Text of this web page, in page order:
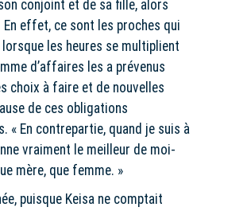
conjoint et de sa fille, alors
En effet, ce sont les proches qui
les heures se multiplient
d’affaires les a prévenus
choix à faire et de nouvelles
de ces obligations
« En contrepartie, quand je suis à
vraiment le meilleur de moi-
mère, que femme. »
puisque Keisa ne comptait